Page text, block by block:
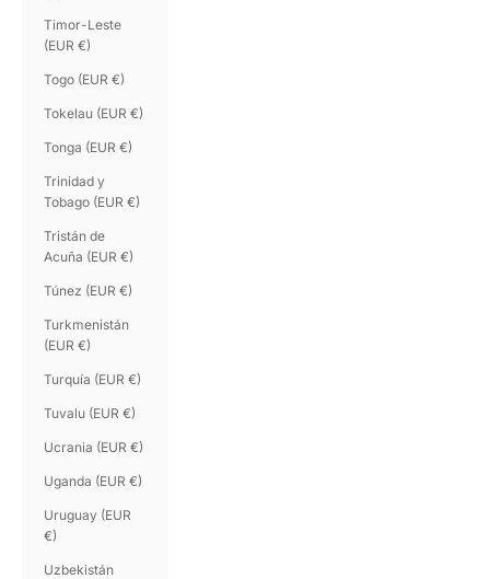
Timor-Leste
(EUR €)
Togo (EUR €)
Tokelau (EUR €)
Tonga (EUR €)
Trinidad y
Tobago (EUR €)
Tristán de
Acuña (EUR €)
Túnez (EUR €)
Turkmenistán
(EUR €)
Turquía (EUR €)
Tuvalu (EUR €)
Ucrania (EUR €)
Uganda (EUR €)
Uruguay (EUR
€)
Uzbekistán